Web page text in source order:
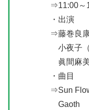
⇒11:00～
・出演
⇒藤巻良
小夜子（
眞間麻美
・曲目
⇒Sun
Gaoth